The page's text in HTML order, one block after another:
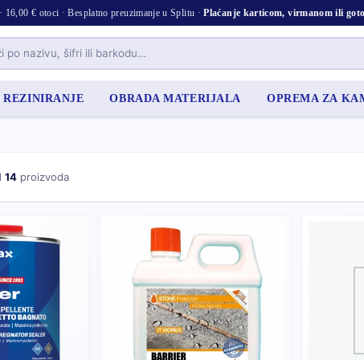
16,00 € otoci · Besplatno preuzimanje u Splitu ·Plaćanje karticom, virmanom ili
OBRADA MATERIJALA OPREMA ZA
14 proizvoda